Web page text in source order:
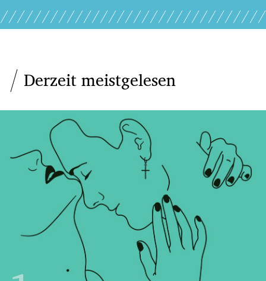
Derzeit meistgelesen